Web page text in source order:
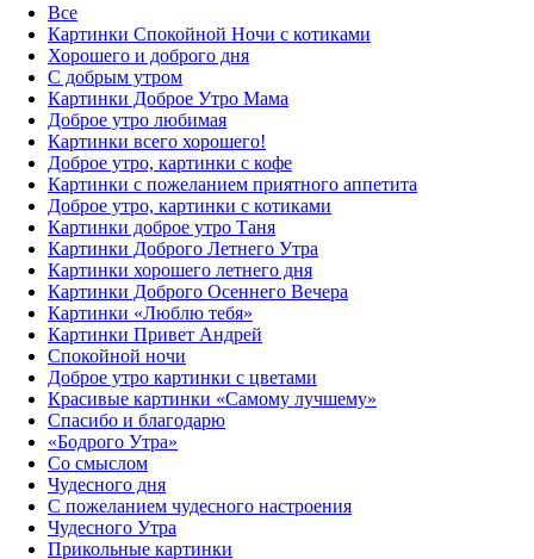
Все
Картинки Спокойной Ночи с котиками
Хорошего и доброго дня
С добрым утром
Картинки Доброе Утро Мама
Доброе утро любимая
Картинки всего хорошего!
Доброе утро, картинки с кофе
Картинки с пожеланием приятного аппетита
Доброе утро, картинки с котиками
Картинки доброе утро Таня
Картинки Доброго Летнего Утра
Картинки хорошего летнего дня
Картинки Доброго Осеннего Вечера
Картинки «Люблю тебя»
Картинки Привет Андрей
Спокойной ночи
Доброе утро картинки с цветами
Красивые картинки «Самому лучшему»
Спасибо и благодарю
«‎Бодрого Утра»‎
Со смыслом
Чудесного дня
С пожеланием чудесного настроения
Чудесного Утра
Прикольные картинки